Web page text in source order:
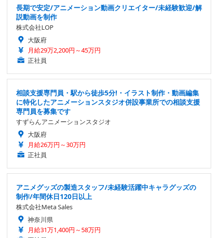
長期で安定/アニメーション動画クリエイター/未経験歓迎/解
説動画を制作
株式会社LOP
大阪府
月給29万2,200円～45万円
正社員
相談支援専門員・駅から徒歩5分!・イラスト制作・動画編集
に特化したアニメーションスタジオ併設事業所での相談支援
専門員を募集です
すずらんアニメーションスタジオ
大阪府
月給26万円～30万円
正社員
アニメグッズの製造スタッフ/未経験活躍中キャラグッズの
制作/年間休日120日以上
株式会社Meta Sales
神奈川県
月給31万1,400円～58万円